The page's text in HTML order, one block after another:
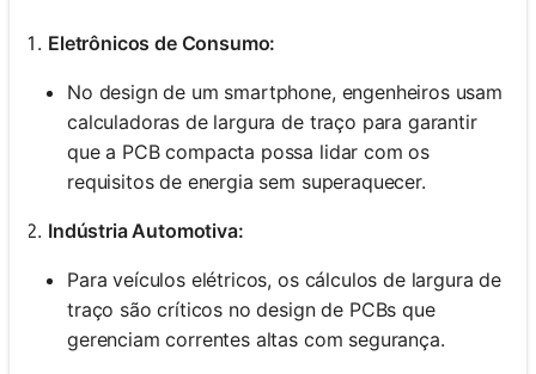
Eletrônicos de Consumo:
No design de um smartphone, engenheiros usam
calculadoras de largura de traço para garantir
que a PCB compacta possa lidar com os
requisitos de energia sem superaquecer.
Indústria Automotiva:
Para veículos elétricos, os cálculos de largura de
traço são críticos no design de PCBs que
gerenciam correntes altas com segurança.